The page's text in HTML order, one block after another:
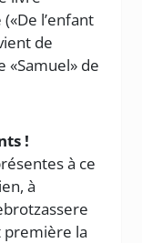
l’enfant
de
«Samuel» de
!
à ce
à
première la